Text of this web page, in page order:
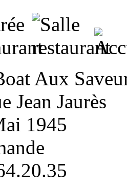
Aux
Jean Jaurès
1945